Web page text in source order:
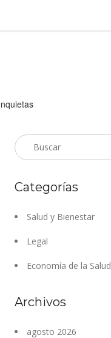
Categorías
Salud y Bienestar
Legal
Economía de la Salud
Archivos
agosto 2026